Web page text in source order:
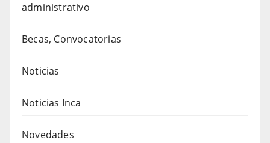
administrativo
Becas, Convocatorias
Noticias
Noticias Inca
Novedades